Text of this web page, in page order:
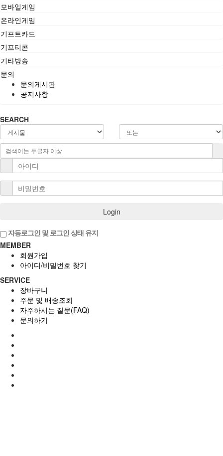
모바일게임
온라인게임
기프트카드
기프티콘
기타방송
문의
문의게시판
공지사항
SEARCH
Login
자동로그인 및 로그인 상태 유지
MEMBER
회원가입
아이디/비밀번호 찾기
SERVICE
장바구니
주문 및 배송조회
자주하시는 질문(FAQ)
문의하기